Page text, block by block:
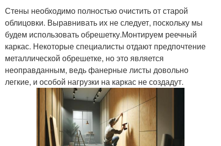
Стены необходимо полностью очистить от старой
облицовки. Выравнивать их не следует, поскольку мы
будем использовать обрешетку.Монтируем реечный
каркас. Некоторые специалисты отдают предпочтение
металлической обрешетке, но это является
неоправданным, ведь фанерные листы довольно
легкие, и особой нагрузки на каркас не создадут.